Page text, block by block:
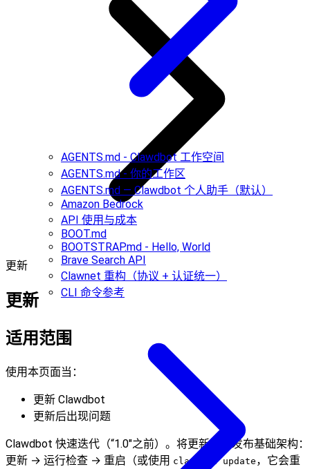
AGENTS.md - Clawdbot 工作空间
AGENTS.md - 你的工作区
AGENTS.md — Clawdbot 个人助手（默认）
Amazon Bedrock
API 使用与成本
BOOT.md
BOOTSTRAP.md - Hello, World
Brave Search API
Clawnet 重构（协议 + 认证统一）
CLI 命令参考
更新
更新
适用范围
使用本页面当：
更新 Clawdbot
更新后出现问题
Clawdbot 快速迭代（“1.0"之前）。将更新视为发布基础架构：
更新 → 运行检查 → 重启（或使用 clawdbot update ，它会重